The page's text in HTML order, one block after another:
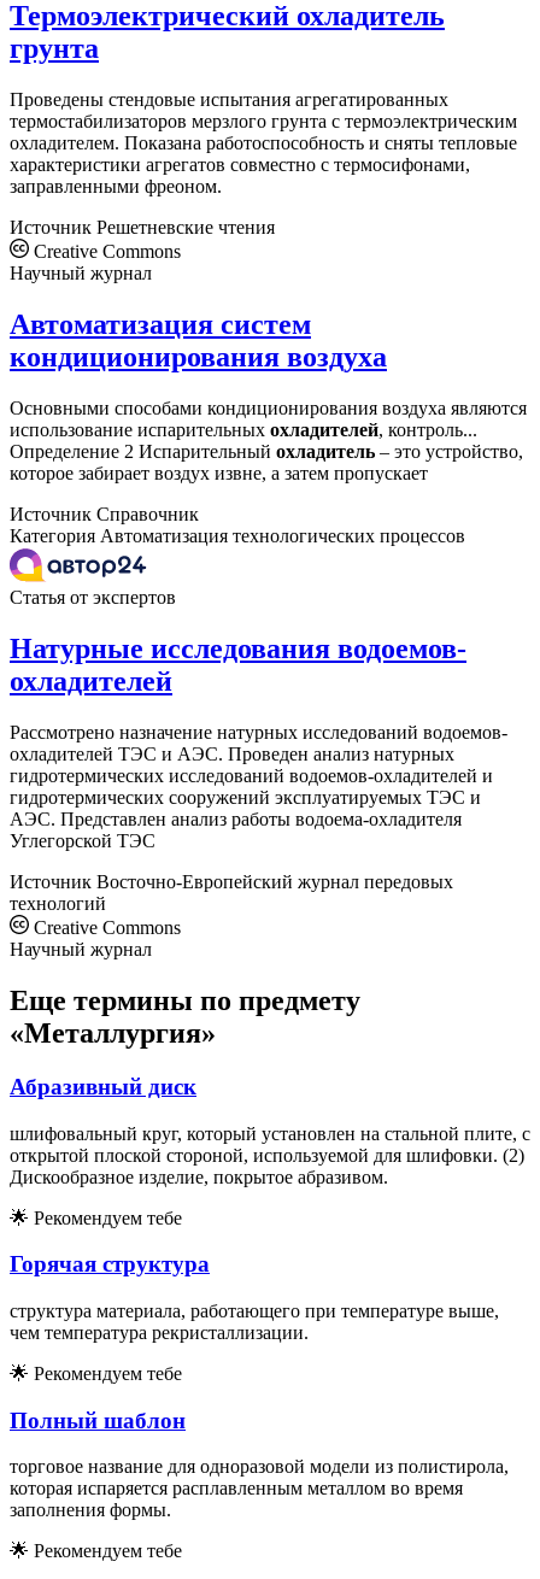
Термоэлектрический охладитель
грунта
Проведены стендовые испытания агрегатированных
термостабилизаторов мерзлого грунта с термоэлектрическим
охладителем. Показана работоспособность и сняты тепловые
характеристики агрегатов совместно с термосифонами,
заправленными фреоном.
Источник Решетневские чтения
Creative Commons
Научный журнал
Автоматизация систем
кондиционирования воздуха
Основными способами кондиционирования воздуха являются
использование испарительных охладителей, контроль...
Определение 2 Испарительный охладитель – это устройство,
которое забирает воздух извне, а затем пропускает
Источник Справочник
Категория Автоматизация технологических процессов
Статья от экспертов
Натурные исследования водоемов-
охладителей
Рассмотрено назначение натурных исследований водоемов-
охладителей ТЭС и АЭС. Проведен анализ натурных
гидротермических исследований водоемов-охладителей и
гидротермических сооружений эксплуатируемых ТЭС и
АЭС. Представлен анализ работы водоема-охладителя
Углегорской ТЭС
Источник Восточно-Европейский журнал передовых
технологий
Creative Commons
Научный журнал
Еще термины по предмету
«Металлургия»
Абразивный диск
шлифовальный круг, который установлен на стальной плите, с
открытой плоской стороной, используемой для шлифовки. (2)
Дискообразное изделие, покрытое абразивом.
🌟 Рекомендуем тебе
Горячая структура
структура материала, работающего при температуре выше,
чем температура рекристаллизации.
🌟 Рекомендуем тебе
Полный шаблон
торговое название для одноразовой модели из полистирола,
которая испаряется расплавленным металлом во время
заполнения формы.
🌟 Рекомендуем тебе